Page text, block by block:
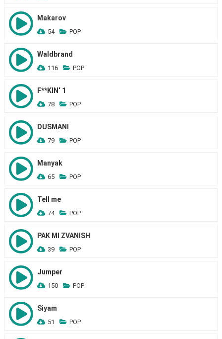
Makarov
54 POP
Waldbrand
116 POP
F**KIN‘ 1
78 POP
DUSMANI
79 POP
Manyak
65 POP
Tell me
74 POP
PAK MI ZVANISH
39 POP
Jumper
150 POP
Siyam
51 POP